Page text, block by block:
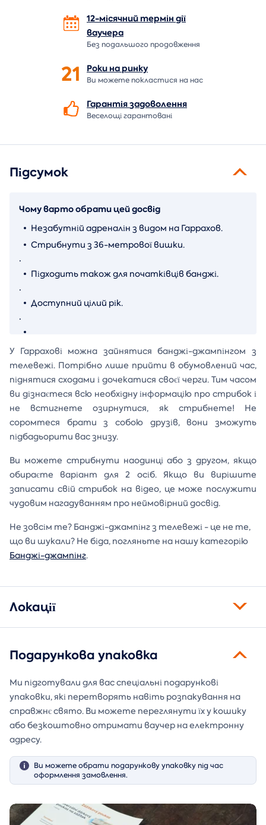
12-місячний термін дії
ваучера
Без подальшого продовження
21 Роки наринку
Ви можете покластися на нас
Гарантіязадоволення
Веселощі гарантовані
Підсумок
Чому варто обрати цей досвід
Незабутній адреналін з видом на Гаррахов.
Стрибнути з 36-метрової вишки.
.
Підходить також для початківців банджі.
.
Доступний цілий рік.
.
У Гаррахові можна зайнятися банджі-джампінгом з
телевежі. Потрібно лише прийти в обумовлений час,
піднятися сходами і дочекатися своєї черги. Тим часом
ви дізнаєтеся всю необхідну інформацію про стрибок і
не встигнете озирнутися, як стрибнете! Не
соромтеся брати з собою друзів, вони зможуть
підбадьорити вас знизу.
Ви можете стрибнути наодинці або з другом, якщо
обираєте варіант для 2 осіб. Якщо ви вирішите
записати свій стрибок на відео, це може послужити
чудовим нагадуванням про неймовірний досвід.
Не зовсім те? Банджі-джампінг з телевежі - це не те,
що ви шукали? Не біда, погляньте на нашу категорію
Банджі-джампінг.
Локації
Подарункова упаковка
Ми підготували для вас спеціальні подарункові
упаковки, які перетворять навіть розпакування на
справжнє свято. Ви можете переглянути їх у кошику
або безкоштовно отримати ваучер на електронну
адресу.
Ви можете обрати подарункову упаковку під час
оформлення замовлення.